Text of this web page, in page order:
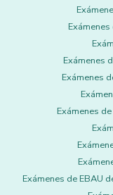
Exámenes
Exámenes
Exámenes
Exámenes de EBAU